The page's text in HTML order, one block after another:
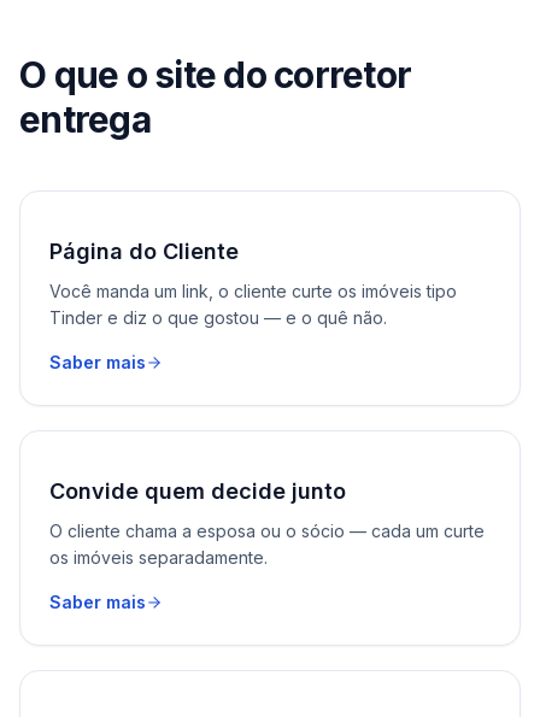
O que o site do corretor
entrega
Página do Cliente
Você manda um link, o cliente curte os imóveis tipo
Tinder e diz o que gostou — e o quê não.
Saber mais
Convide quem decide junto
O cliente chama a esposa ou o sócio — cada um curte
os imóveis separadamente.
Saber mais